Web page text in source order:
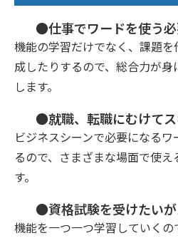
●仕事でワードを使う
機能の学習だけでなく、課題
成したりするので、総合力が
します。
●就職、転職にむけて
ビジネスシーンで必要になる
るので、さまざまな場面で使
す。
●資格試験を受けたい
機能を一つ一つ学習していく